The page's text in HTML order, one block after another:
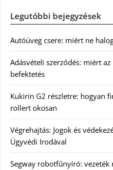
Legutóbbi bejegyzések
Autóüveg csere: miért ne
Adásvételi szerződés: miért
befektetés
Kukirin G2 részletre: hogyan
rollert okosan
Végrehajtás: Jogok és
Ügyvédi Irodával
Segway robotfűnyíró: